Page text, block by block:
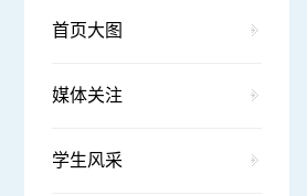
首页大图
媒体关注
学生风采